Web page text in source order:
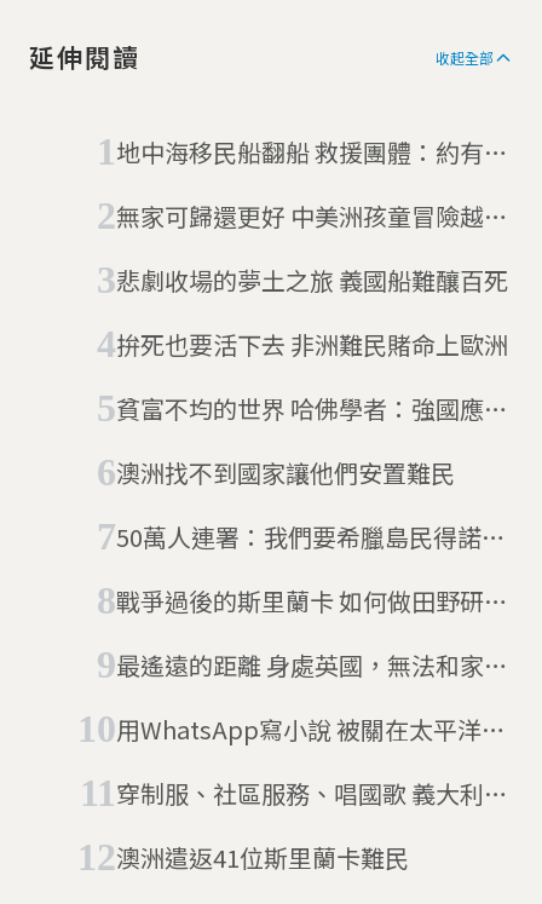
延伸閱讀 收起全部
地中海移民船翻船 救援團體：約有4
無家可歸還更好 中美洲孩童冒險越界
悲劇收場的夢土之旅 義國船難釀百死
拚死也要活下去 非洲難民賭命上歐洲
貧富不均的世界 哈佛學者：強國應為
澳洲找不到國家讓他們安置難民
50萬人連署：我們要希臘島民得諾貝
戰爭過後的斯里蘭卡 如何做田野研
最遙遠的距離 身處英國，無法和家人
用WhatsApp寫小說 被關在太平洋小
穿制服、社區服務、唱國歌 義大利充
澳洲遣返41位斯里蘭卡難民